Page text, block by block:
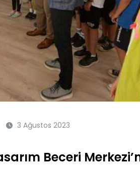
3 Ağustos 2023
Beceri